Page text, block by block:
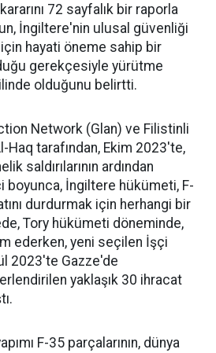
72 sayfalık bir raporla
İngiltere'nin ulusal güvenliği
hayati öneme sahip bir
gerekçesiyle yürütme
olduğunu belirtti.
Network (Glan) ve Filistinli
Haq tarafından, Ekim 2023'te,
saldırılarının ardından
boyunca, İngiltere hükümeti, F-
durdurmak için herhangi bir
Tory hükümeti döneminde,
ederken, yeni seçilen İşçi
2023'te Gazze'de
yaklaşık 30 ihracat
F-35 parçalarının, dünya